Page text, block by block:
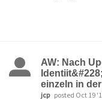
AW: Nach
einzeln in
jcp posted Oct 19